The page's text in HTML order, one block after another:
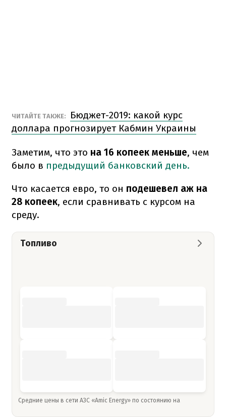
ЧИТАЙТЕ ТАКЖЕ:
Бюджет-2019: какой курс
доллара прогнозирует Кабмин Украины
Заметим, что это на 16 копеек меньше, чем
было в предыдущий банковский день.
Что касается евро, то он подешевел аж на
28 копеек, если сравнивать с курсом на
среду.
Топливо
Средние цены в сети АЗС «Amic Energy» по состоянию на